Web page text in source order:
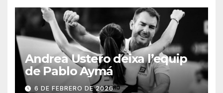
Andrea Ustero deixa l’equip
de Pablo Aymá
6 DE FEBRERO DE 2026